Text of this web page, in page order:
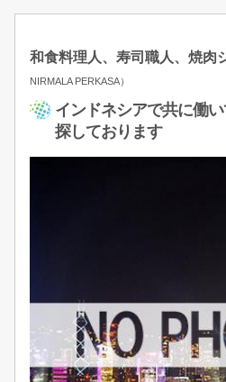
和食料理人、寿司職人、焼肉
NIRMALA PERKASA）
インドネシアで共に働
探しております